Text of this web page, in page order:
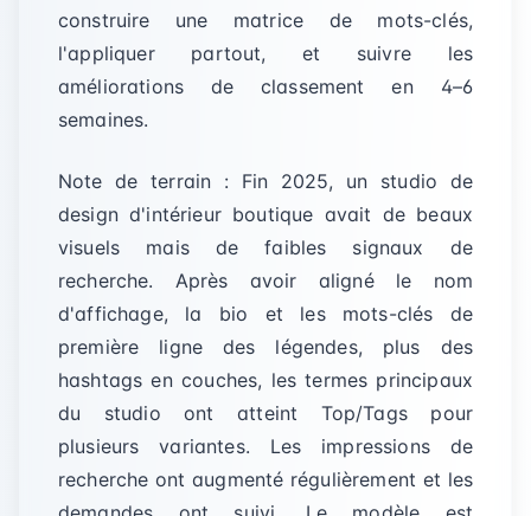
construire une matrice de mots-clés,
l'appliquer partout, et suivre les
améliorations de classement en 4–6
semaines.
Note de terrain : Fin 2025, un studio de
design d'intérieur boutique avait de beaux
visuels mais de faibles signaux de
recherche. Après avoir aligné le nom
d'affichage, la bio et les mots-clés de
première ligne des légendes, plus des
hashtags en couches, les termes principaux
du studio ont atteint Top/Tags pour
plusieurs variantes. Les impressions de
recherche ont augmenté régulièrement et les